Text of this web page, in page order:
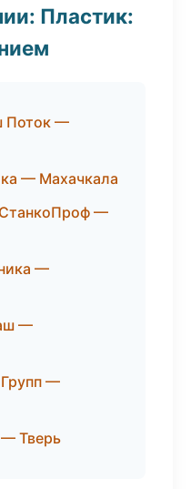
Пластик:
Поток —
— Махачкала
—
—
—
—
Тверь